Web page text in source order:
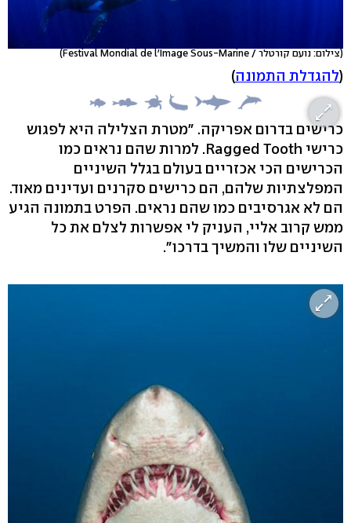
(צילום: נועם קורטלר / Festival Mondial de l'Image Sous-Marine)
(להגדלת התמונה)
כרישים בדרום אפריקה. "מטרת הצלילה היא לפגוש
כרישי Ragged Tooth. למרות שהם נראים כמו
הכרישים הכי אכזריים בעולם בגלל השיניים
המפלצתיות שלהם, הם כרישים סקרנים ועדינים מאוד.
הם לא אגרסיבים כמו שהם נראים. הפרט בתמונה הגיע
ממש קרוב אליי, העניק לי אפשרות לצלם את כל
השיניים שלו והמשיך בדרכו".